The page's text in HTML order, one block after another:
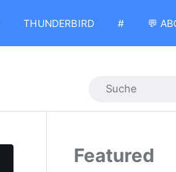
THUNDERBIRD # 💬
Featured